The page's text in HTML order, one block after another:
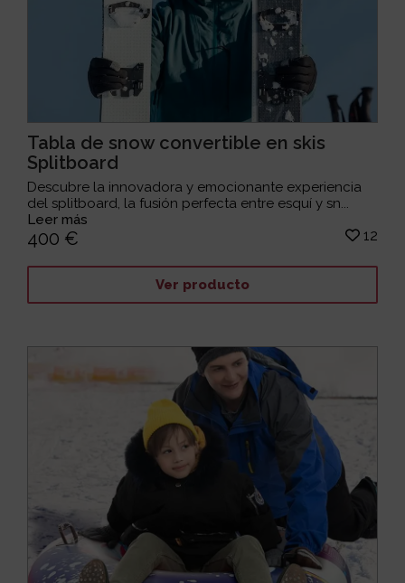
Tabla de snow convertible en skis
Splitboard
Descubre la innovadora y emocionante experiencia
del splitboard, la fusión perfecta entre esquí y sn...
Leer más
400 € 12
Ver producto